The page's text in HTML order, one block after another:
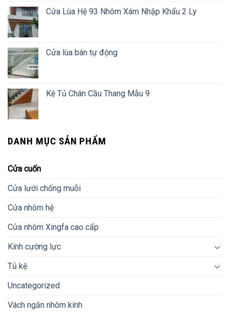
Cửa Lùa Hệ 93 Nhôm Xám Nhập Khẩu 2 Ly
Cửa lùa bán tự động
Kệ Tủ Chân Cầu Thang Mẫu 9
DANH MỤC SẢN PHẨM
Cửa cuốn
Cửa lưới chống muỗi
Cửa nhôm hệ
Cửa nhôm Xingfa cao cấp
Kính cường lực
Tủ kệ
Uncategorized
Vách ngăn nhôm kính